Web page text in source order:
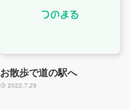
お散歩で道の駅へ
2022.7.29